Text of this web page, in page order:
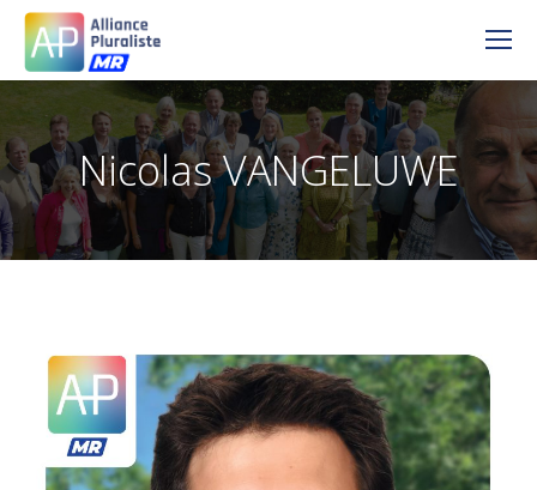
Nicolas VANGELUWE